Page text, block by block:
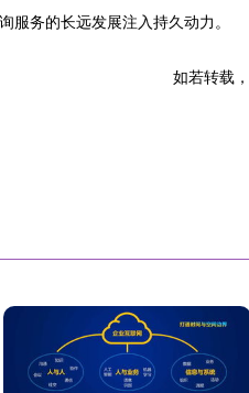
服务的长远发展注入持久动力。
如若转载